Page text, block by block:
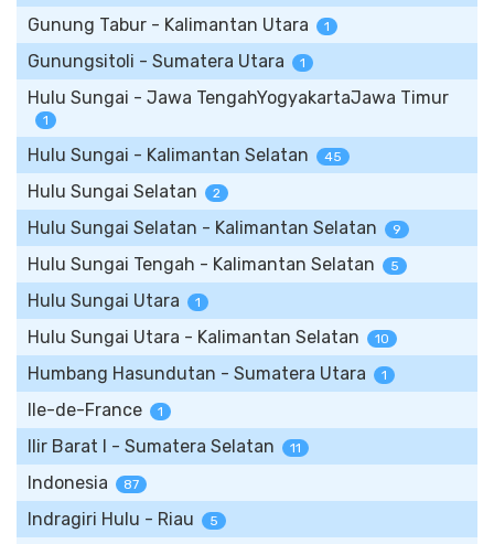
Gunung Tabur - Kalimantan Utara 1
Gunungsitoli - Sumatera Utara 1
Hulu Sungai - Jawa TengahYogyakartaJawa Timur
1
Hulu Sungai - Kalimantan Selatan 45
Hulu Sungai Selatan 2
Hulu Sungai Selatan - Kalimantan Selatan 9
Hulu Sungai Tengah - Kalimantan Selatan 5
Hulu Sungai Utara 1
Hulu Sungai Utara - Kalimantan Selatan 10
Humbang Hasundutan - Sumatera Utara 1
Ile-de-France 1
Ilir Barat I - Sumatera Selatan 11
Indonesia 87
Indragiri Hulu - Riau 5